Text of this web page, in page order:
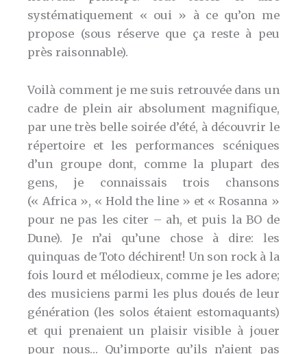
systématiquement « oui » à ce qu’on me
propose (sous réserve que ça reste à peu
près raisonnable).
Voilà comment je me suis retrouvée dans un
cadre de plein air absolument magnifique,
par une très belle soirée d’été, à découvrir le
répertoire et les performances scéniques
d’un groupe dont, comme la plupart des
gens, je connaissais trois chansons
(« Africa », « Hold the line » et « Rosanna »
pour ne pas les citer – ah, et puis la BO de
Dune). Je n’ai qu’une chose à dire: les
quinquas de Toto déchirent! Un son rock à la
fois lourd et mélodieux, comme je les adore;
des musiciens parmi les plus doués de leur
génération (les solos étaient estomaquants)
et qui prenaient un plaisir visible à jouer
pour nous… Qu’importe qu’ils n’aient pas